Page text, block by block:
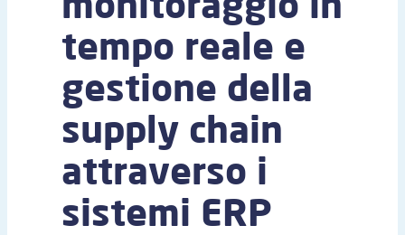
tempo reale e
gestione della
supply chain
attraverso i
sistemi ERP